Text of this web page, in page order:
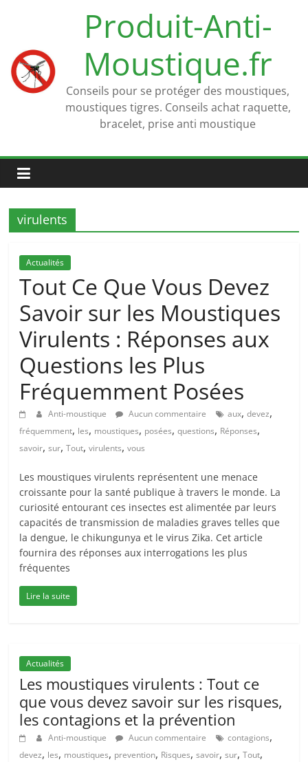
Produit-Anti-
Moustique.fr
Conseils pour se protéger des moustiques,
moustiques tigres. Conseils achat raquette,
bracelet, prise anti moustique
virulents
Actualités
Tout Ce Que Vous Devez
Savoir sur les Moustiques
Virulents : Réponses aux
Questions les Plus
Fréquemment Posées
Anti-moustique Aucun commentaire aux,devez,
fréquemment, les, moustiques, posées,questions, Réponses,
savoir,sur,Tout,virulents,vous
Les moustiques virulents représentent une menace
croissante pour la santé publique à travers le monde. La
curiosité entourant ces insectes est alimentée par leurs
capacités de transmission de maladies graves telles que
la dengue, le chikungunya et le virus Zika. Cet article
fournira des réponses aux interrogations les plus
fréquentes
Lire la suite
Actualités
Les moustiques virulents : Tout ce
que vous devez savoir sur les risques,
les contagions et la prévention
Anti-moustique Aucun commentaire contagions,
devez, les, moustiques, prevention, Risques,savoir,sur,Tout,